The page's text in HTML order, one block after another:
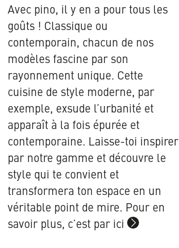
Avec pino, il y en a pour tous les
goûts ! Classique ou
contemporain, chacun de nos
modèles fascine par son
rayonnement unique. Cette
cuisine de style moderne, par
exemple, exsude l’urbanité et
apparaît à la fois épurée et
contemporaine. Laisse-toi inspirer
par notre gamme et découvre le
style qui te convient et
transformera ton espace en un
véritable point de mire. Pour en
savoir plus, c’est par iciMehr